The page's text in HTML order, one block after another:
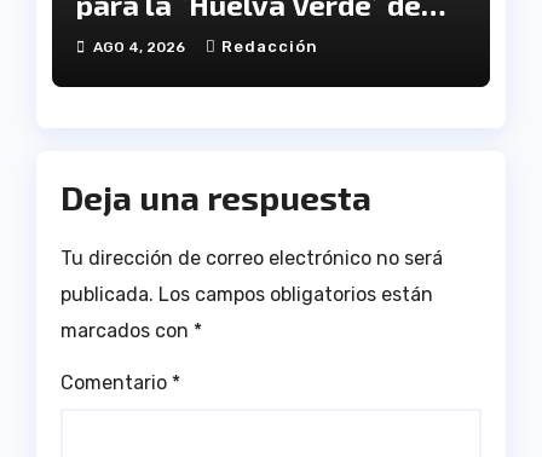
Onúpolis
AGO 4, 2026 Redacción
Deja una respuesta
Tu dirección de correo electrónico no será
publicada. Los campos obligatorios están
marcados con *
Comentario *